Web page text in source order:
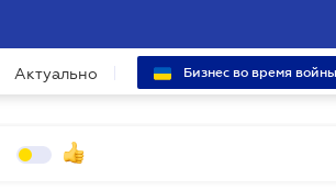
Актуально Бизнес во время войны